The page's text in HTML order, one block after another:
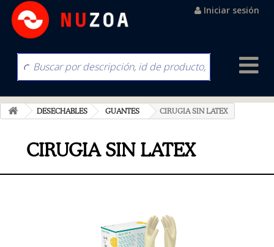
Iniciar sesión
DESECHABLES GUANTES CIRUGIA SIN LATEX
CIRUGIA SIN LATEX